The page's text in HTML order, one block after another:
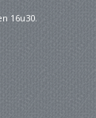
16u30.